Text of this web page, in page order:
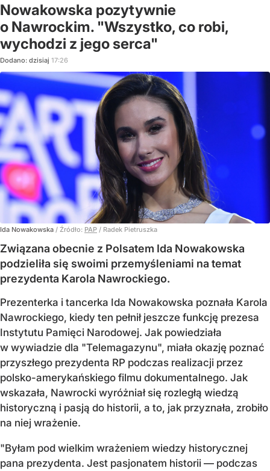
Nowakowska pozytywnie
o Nawrockim. "Wszystko, co robi,
wychodzi z jego serca"
Dodano: dzisiaj 17:26
Ida Nowakowska / Źródło: PAP / Radek Pietruszka
Związana obecnie z Polsatem Ida Nowakowska
podzieliła się swoimi przemyśleniami na temat
prezydenta Karola Nawrockiego.
Prezenterka i tancerka Ida Nowakowska poznała Karola
Nawrockiego, kiedy ten pełnił jeszcze funkcję prezesa
Instytutu Pamięci Narodowej. Jak powiedziała
w wywiadzie dla "Telemagazynu", miała okazję poznać
przyszłego prezydenta RP podczas realizacji przez
polsko-amerykańskiego filmu dokumentalnego. Jak
wskazała, Nawrocki wyróżniał się rozległą wiedzą
historyczną i pasją do historii, a to, jak przyznała, zrobiło
na niej wrażenie.
"Byłam pod wielkim wrażeniem wiedzy historycznej
pana prezydenta. Jest pasjonatem historii — podczas